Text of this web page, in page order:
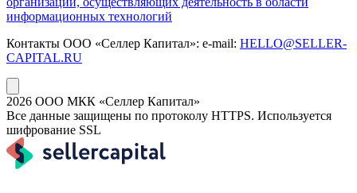
информационных технологий
Контакты ООО «Селлер Капитал»: e-mail: HELLO@SELLER-
CAPITAL.RU
2026 ООО МКК «Селлер Капитал»
Все данные защищены по протоколу HTTPS. Используется
шифрование SSL